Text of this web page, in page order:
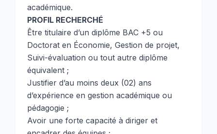
académique.
PROFIL RECHERCHÉ
Être titulaire d’un diplôme BAC +5 ou
Doctorat en Économie, Gestion de projet,
Suivi-évaluation ou tout autre diplôme
équivalent ;
Justifier d’au moins deux (02) ans
d’expérience en gestion académique ou
pédagogie ;
Avoir une forte capacité à diriger et